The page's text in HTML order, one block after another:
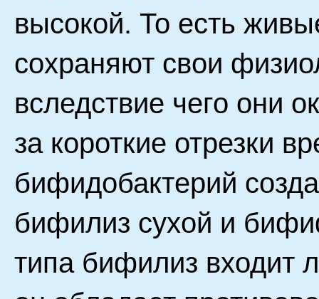
высокой. То есть
сохраняют свои
вследствие чего они
за короткие отрезки
бифидобактерий
бифилиз сухой и
типа бифилиз входит